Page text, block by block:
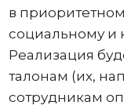
в
социальному и
Реализация
талонам (их,
сотрудникам